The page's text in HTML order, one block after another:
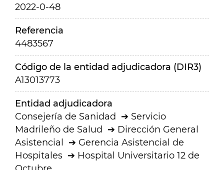
2022-0-48
Referencia
4483567
Código de la entidad adjudicadora (DIR3)
A13013773
Entidad adjudicadora
Consejería de Sanidad
Servicio
Madrileño de Salud
Dirección General
Asistencial
Gerencia Asistencial de
Hospitales
Hospital Universitario 12 de